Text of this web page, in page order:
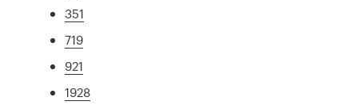
351
719
921
1928